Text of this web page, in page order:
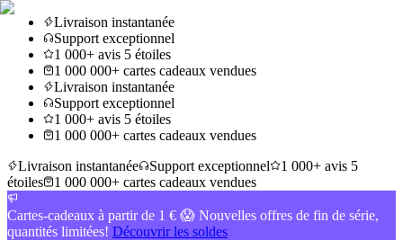
Livraison instantanée
Support exceptionnel
1 000+ avis 5 étoiles
1 000 000+ cartes cadeaux vendues
Livraison instantanée
Support exceptionnel
1 000+ avis 5 étoiles
1 000 000+ cartes cadeaux vendues
Livraison instantanée
Support exceptionnel
1 000+ avis 5
étoiles
1 000 000+ cartes cadeaux vendues
Cartes-cadeaux à partir de 1 € 😱 Nouvelles offres de fin de série,
quantités limitées! Découvrir les soldes